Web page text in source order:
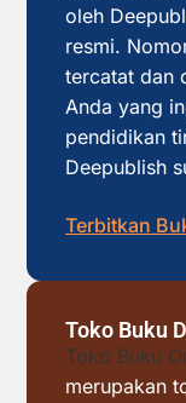
oleh
resmi.
tercatat dan
Anda yang
pendidikan
Deepublish
Terbitkan
Toko Buku
Toko Buku
merupakan